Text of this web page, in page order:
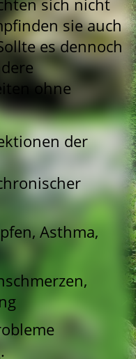
sich nicht
sie auch
es dennoch
ohne
der
Asthma,